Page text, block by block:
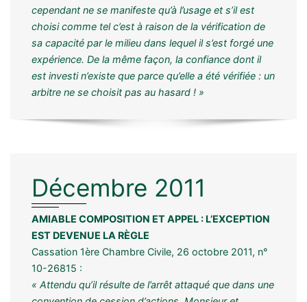
cependant ne se manifeste qu’à l’usage et s’il est
choisi comme tel c’est à raison de la vérification de
sa capacité par le milieu dans lequel il s’est forgé une
expérience. De la même façon, la confiance dont il
est investi n’existe que parce qu’elle a été vérifiée : un
arbitre ne se choisit pas au hasard ! »
Décembre 2011
AMIABLE COMPOSITION ET APPEL : L’EXCEPTION
EST DEVENUE LA RÈGLE
Cassation 1ère Chambre Civile, 26 octobre 2011, n°
10-26815 :
« Attendu qu’il résulte de l’arrêt attaqué que dans une